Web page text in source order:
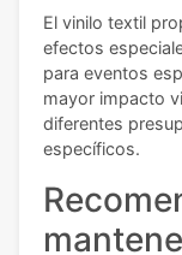
El vinilo textil
efectos
para eventos
mayor impacto
diferentes
específicos.